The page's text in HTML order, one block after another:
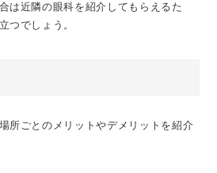
は近隣の眼科を紹介してもらえるた
つでしょう。
所ごとのメリットやデメリットを紹介